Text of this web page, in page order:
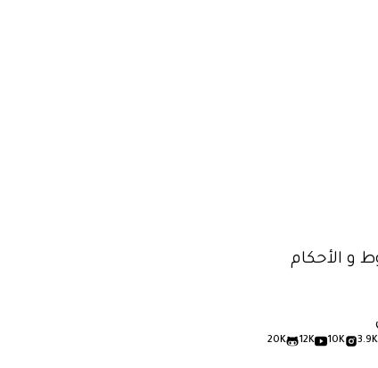
و الأحكام
3.9K
10K
12K
20K